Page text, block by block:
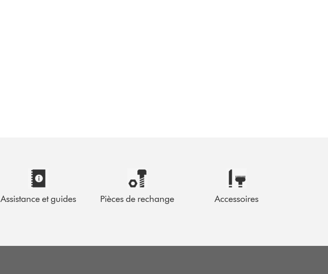
Assistance et guides Pièces de rechange Accessoires